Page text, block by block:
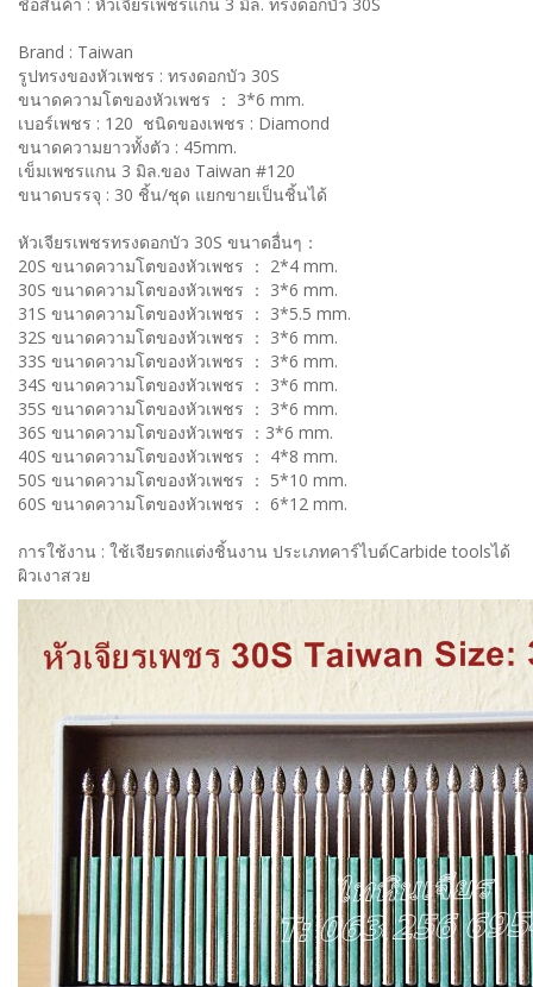
Brand : Taiwan
รูปทรงของหัวเพชร : ทรงดอกบัว 30S
ขนาดความโตของหัวเพชร ： 3*6 mm.
เบอร์เพชร : 120 ชนิดของเพชร : Diamond
ขนาดความยาวทั้งตัว : 45mm.
เข็มเพชรแกน 3 มิล.ของ Taiwan #120
ขนาดบรรจุ : 30 ชิ้น/ชุด แยกขายเป็นชิ้นได้
หัวเจียรเพชรทรงดอกบัว 30S ขนาดอื่นๆ：
20S ขนาดความโตของหัวเพชร ： 2*4 mm.
30S ขนาดความโตของหัวเพชร ： 3*6 mm.
31S ขนาดความโตของหัวเพชร ： 3*5.5 mm.
32S ขนาดความโตของหัวเพชร ： 3*6 mm.
33S ขนาดความโตของหัวเพชร ： 3*6 mm.
34S ขนาดความโตของหัวเพชร ： 3*6 mm.
35S ขนาดความโตของหัวเพชร ： 3*6 mm.
36S ขนาดความโตของหัวเพชร ：3*6 mm.
40S ขนาดความโตของหัวเพชร ： 4*8 mm.
50S ขนาดความโตของหัวเพชร ： 5*10 mm.
60S ขนาดความโตของหัวเพชร ： 6*12 mm.
การใช้งาน : ใช้เจียรตกแต่งชิ้นงาน ประเภทคาร์ไบด์Carbide toolsได้
ผิวเงาสวย